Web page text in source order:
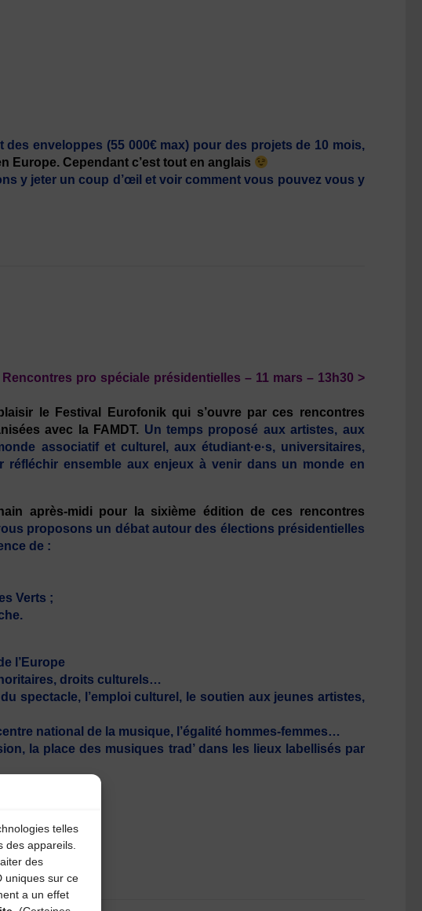
telles
des appareils.
des
uniques sur ce
a un effet
des enveloppes (55 000€ max) pour des projets de 10 mois,
Europe. Cependant c’est tout en anglais
y jeter un coup d’œil et voir comment vous pouvez vous y
pro spéciale présidentielles – 11 mars – 13h30 >
le Festival Eurofonik qui s’ouvre par ces rencontres
avec la FAMDT. Un temps proposé aux artistes, aux
associatif et culturel, aux étudiant·e·s, universitaires,
réfléchir ensemble aux enjeux à venir dans un monde en
après-midi pour la sixième édition de ces rencontres
proposons un débat autour des élections présidentielles
de :
Verts ;
l’Europe
droits culturels…
spectacle, l’emploi culturel, le soutien aux jeunes artistes,
national de la musique, l’égalité hommes-femmes…
la place des musiques trad’ dans les lieux labellisés par